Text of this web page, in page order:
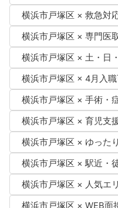
横浜市戸塚区 × 救急対
横浜市戸塚区 × 専門医
横浜市戸塚区 × 土・日
横浜市戸塚区 × 4月入
横浜市戸塚区 × 手術・
横浜市戸塚区 × 育児支
横浜市戸塚区 × ゆった
横浜市戸塚区 × 駅近・
横浜市戸塚区 × 人気エ
横浜市戸塚区 × WEB面